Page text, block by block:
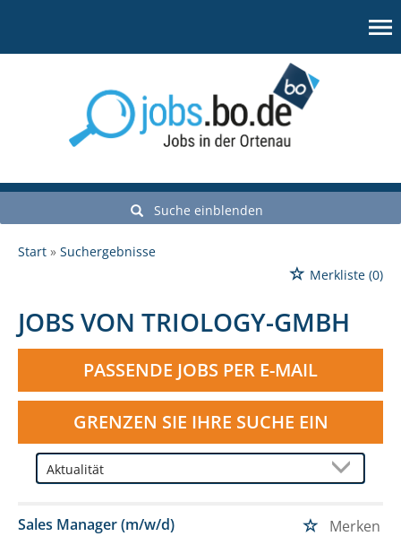
Suche einblenden
Start
Suchergebnisse
Merkliste (0)
JOBS VON TRIOLOGY-GMBH
PASSENDE JOBS PER E-MAIL
GRENZEN SIE IHRE SUCHE EIN
Sales Manager (m/w/d) Merken